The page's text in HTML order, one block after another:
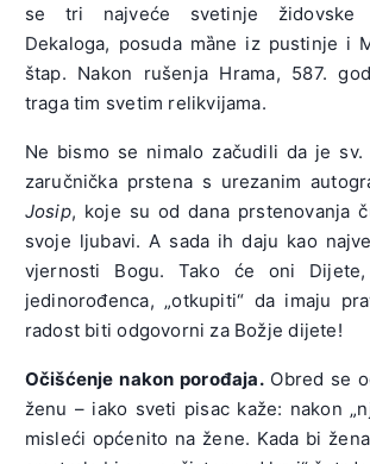
se tri najveće svetinje židovske
Dekaloga, posuda mȁne iz pustinje i
štap. Nakon rušenja Hrama, 587.
traga tim svetim relikvijama.
Ne bismo se nimalo začudili da je
zaručnička prstena s urezanim
Josip, koje su od dana prstenovanja
svoje ljubavi. A sada ih daju kao
vjernosti Bogu. Tako će oni
jedinorođenca, „otkupiti“ da imaju
radost biti odgovorni za Božje dijete!
Očišćenje nakon porođaja.Obred se
ženu – iako sveti pisac kaže: nakon
misleći općenito na žene. Kada bi